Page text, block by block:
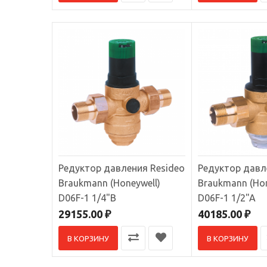
Клапан-
Редуктор давления Resideo
Braukmann (Honeywell)
D06F-1 1/4"B
29155.00 ₽
В КОРЗИНУ
Редуктор
Braukmann
D06F-1 1/2"A
40185.00 ₽
В КОРЗИНУ